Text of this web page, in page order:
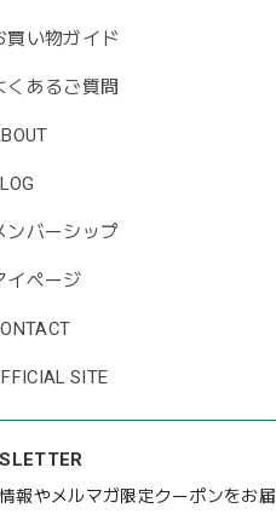
買い物ガイド
くあるご質問
ンバーシップ
イページ
SITE
報やメルマガ限定クーポンをお届